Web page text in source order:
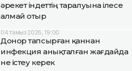
әрекет індеттің таралуына ілесе
алмай отыр
04 тамыз 2026, 19:00
Донор тапсырған қаннан
инфекция анықталған жағдайда
не істеу керек